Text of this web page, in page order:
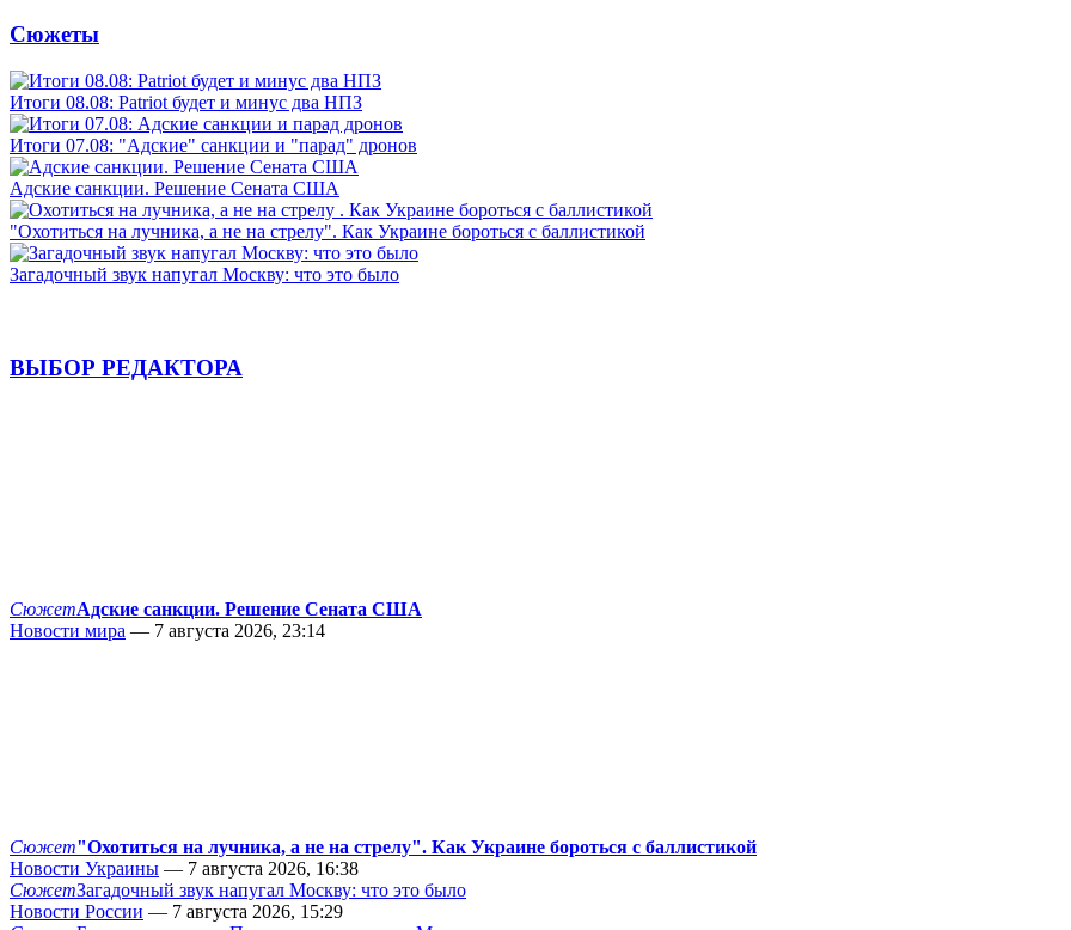
Сюжеты
Итоги 08.08: Patriot будет и минус два НПЗ
Итоги 07.08: "Адские" санкции и "парад" дронов
Адские санкции. Решение Сената США
"Охотиться на лучника, а не на стрелу". Как Украине бороться с баллистикой
Загадочный звук напугал Москву: что это было
ВЫБОР РЕДАКТОРА
СюжетАдские санкции. Решение Сената США
Новости мира — 7 августа 2026, 23:14
Сюжет"Охотиться на лучника, а не на стрелу". Как Украине бороться с баллистикой
Новости Украины — 7 августа 2026, 16:38
СюжетЗагадочный звук напугал Москву: что это было
Новости России — 7 августа 2026, 15:29